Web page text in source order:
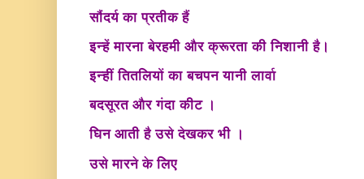
सौंदर्य का प्रतीक हैं
इन्हें मारना बेरहमी और क्रूरता की निशानी है।
इन्हीं तितलियों का बचपनयानी लार्वा
बदसूरत और गंदा कीट ।
घिन आती है उसे देखकर भी ।
उसे मारने के लिए